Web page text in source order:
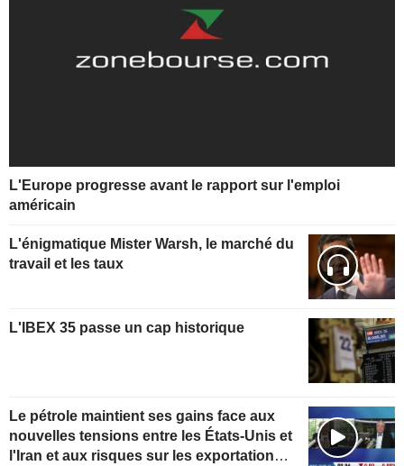
L'Europe progresse avant le rapport sur l'emploi
américain
L'énigmatique Mister Warsh, le marché du
travail et les taux
L'IBEX 35 passe un cap historique
Le pétrole maintient ses gains face aux
nouvelles tensions entre les États-Unis et
l'Iran et aux risques sur les exportations